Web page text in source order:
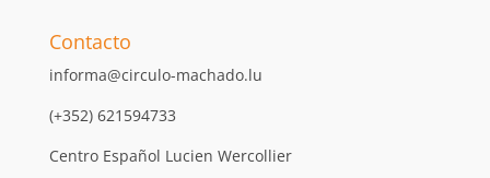
Contacto
informa@circulo-machado.lu
(+352) 621594733
Centro Español Lucien Wercollier